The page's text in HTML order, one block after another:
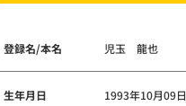
登録名/本名 児玉 龍也
生年月日 1993年10月09日